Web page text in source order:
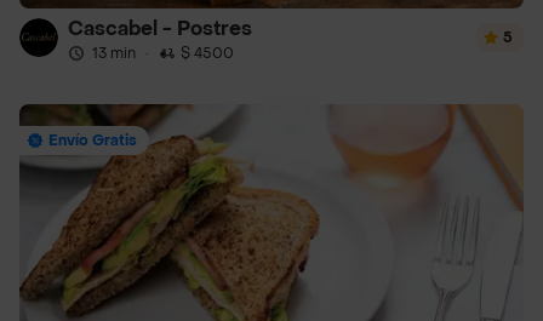
Cascabel - Postres
13 min · $ 4500
5
Envío Gratis